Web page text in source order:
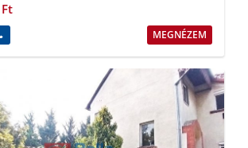
MEGNÉZEM